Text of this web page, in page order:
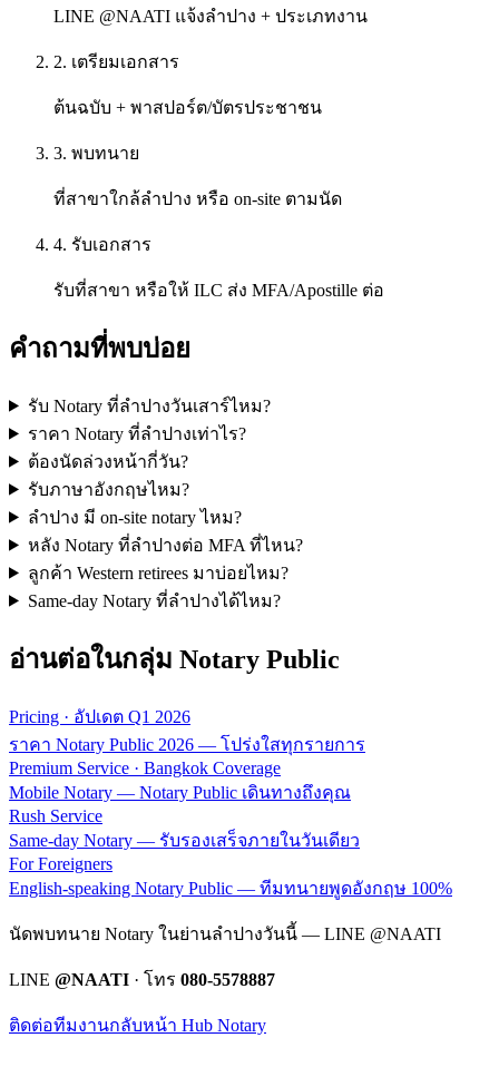
LINE @NAATI แจ้งลำปาง + ประเภทงาน
2. เตรียมเอกสาร
ต้นฉบับ + พาสปอร์ต/บัตรประชาชน
3. พบทนาย
ที่สาขาใกล้ลำปาง หรือ on-site ตามนัด
4. รับเอกสาร
รับที่สาขา หรือให้ ILC ส่ง MFA/Apostille ต่อ
คำถามที่พบบ่อย
รับ Notary ที่ลำปางวันเสาร์ไหม?
ราคา Notary ที่ลำปางเท่าไร?
ต้องนัดล่วงหน้ากี่วัน?
รับภาษาอังกฤษไหม?
ลำปาง มี on-site notary ไหม?
หลัง Notary ที่ลำปางต่อ MFA ที่ไหน?
ลูกค้า Western retirees มาบ่อยไหม?
Same-day Notary ที่ลำปางได้ไหม?
อ่านต่อในกลุ่ม Notary Public
Pricing · อัปเดต Q1 2026
ราคา Notary Public 2026 — โปร่งใสทุกรายการ
Premium Service · Bangkok Coverage
Mobile Notary — Notary Public เดินทางถึงคุณ
Rush Service
Same-day Notary — รับรองเสร็จภายในวันเดียว
For Foreigners
English-speaking Notary Public — ทีมทนายพูดอังกฤษ 100%
นัดพบทนาย Notary ในย่านลำปางวันนี้ — LINE @NAATI
LINE @NAATI · โทร 080-5578887
ติดต่อทีมงานกลับหน้า Hub Notary